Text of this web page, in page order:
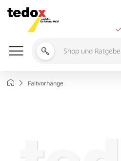
Inhalt
springen
Shop
durchsuchen
StartseiteFaltvorhänge